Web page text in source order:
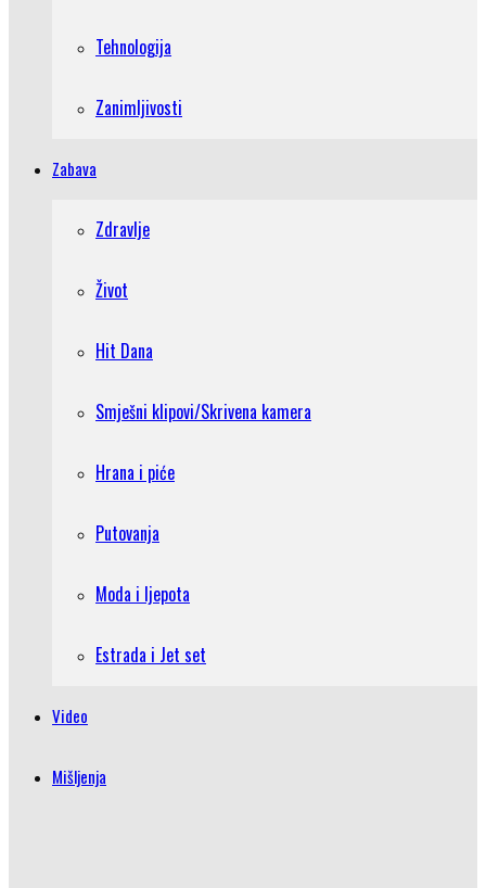
Tehnologija
Zanimljivosti
Zabava
Zdravlje
Život
Hit Dana
Smješni klipovi/Skrivena kamera
Hrana i piće
Putovanja
Moda i ljepota
Estrada i Jet set
Video
Mišljenja